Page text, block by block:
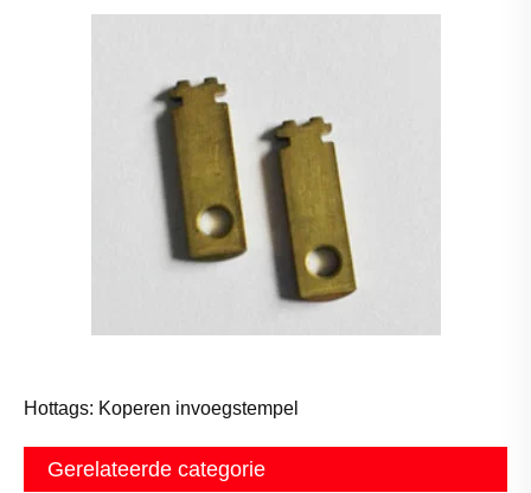
Hottags: Koperen invoegstempel
Gerelateerde categorie